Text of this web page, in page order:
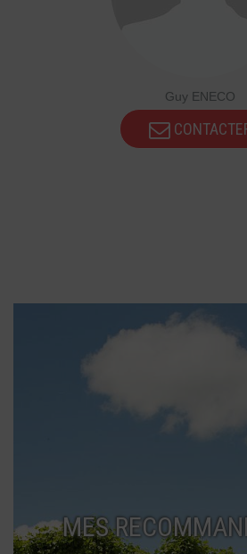
Guy ENECO
MES